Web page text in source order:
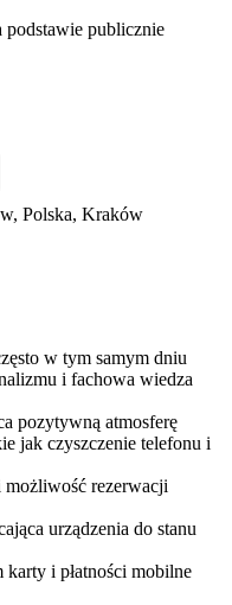
podstawie publicznie
Polska, Kraków
w tym samym dniu
i fachowa wiedza
pozytywną atmosferę
jak czyszczenie telefonu i
możliwość rezerwacji
urządzenia do stanu
karty i płatności mobilne